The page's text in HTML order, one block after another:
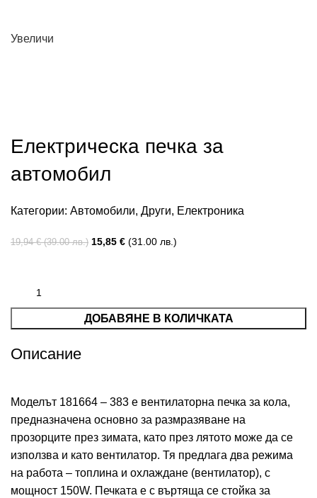
Увеличи
Електрическа печка за
автомобил
Категории: Автомобили, Други, Електроника
19,94€ (39.00 лв.) 15,85 € (31.00 лв.)
ДОБАВЯНЕ В КОЛИЧКАТА
Описание
Моделът 181664 – 383 е вентилаторна печка за кола,
предназначена основно за размразяване на
прозорците през зимата, като през лятото може да се
използва и като вентилатор. Тя предлага два режима
на работа – топлина и охлаждане (вентилатор), с
мощност 150W. Печката е с въртяща се стойка за